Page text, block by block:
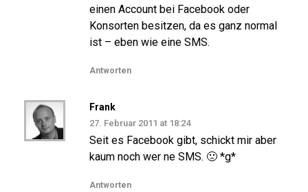
einen Account bei Facebook oder
Konsorten besitzen, da es ganz normal
ist – eben wie eine SMS.
Antworten
Frank
27. Februar 2011 at 18:24
Seit es Facebook gibt, schickt mir aber
kaum noch wer ne SMS. 🙁 *g*
Antworten